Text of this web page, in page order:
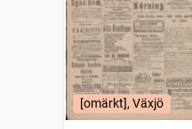
[omärkt], Växjö